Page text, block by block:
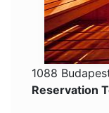
1088
Reservation